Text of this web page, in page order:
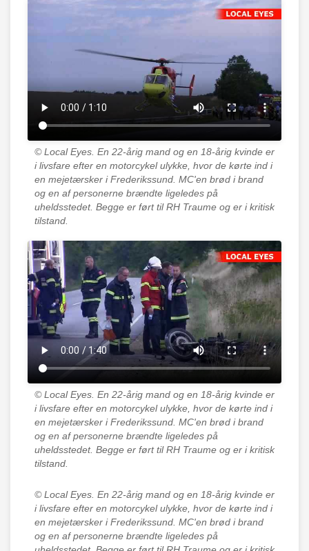
© Local Eyes. En 22-årig mand og en 18-årig kvinde er
i livsfare efter en motorcykel ulykke, hvor de kørte ind i
en mejetærsker i Frederikssund. MC'en brød i brand
og en af personerne brændte ligeledes på
uheldsstedet. Begge er ført til RH Traume og er i kritisk
tilstand.
© Local Eyes. En 22-årig mand og en 18-årig kvinde er
i livsfare efter en motorcykel ulykke, hvor de kørte ind i
en mejetærsker i Frederikssund. MC'en brød i brand
og en af personerne brændte ligeledes på
uheldsstedet. Begge er ført til RH Traume og er i kritisk
tilstand.
© Local Eyes. En 22-årig mand og en 18-årig kvinde er
i livsfare efter en motorcykel ulykke, hvor de kørte ind i
en mejetærsker i Frederikssund. MC'en brød i brand
og en af personerne brændte ligeledes på